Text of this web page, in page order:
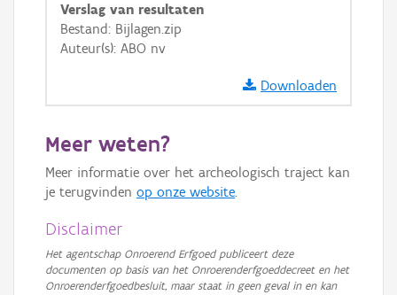
Verslag van resultaten
Bestand: Bijlagen.zip
Auteur(s): ABO nv
Downloaden
Meer weten?
Meer informatie over het archeologisch traject kan
je terugvinden op onze website.
Disclaimer
Het agentschap Onroerend Erfgoed publiceert deze
documenten op basis van het Onroerenderfgoeddecreet en het
Onroerenderfgoedbesluit, maar staat in geen geval in en kan